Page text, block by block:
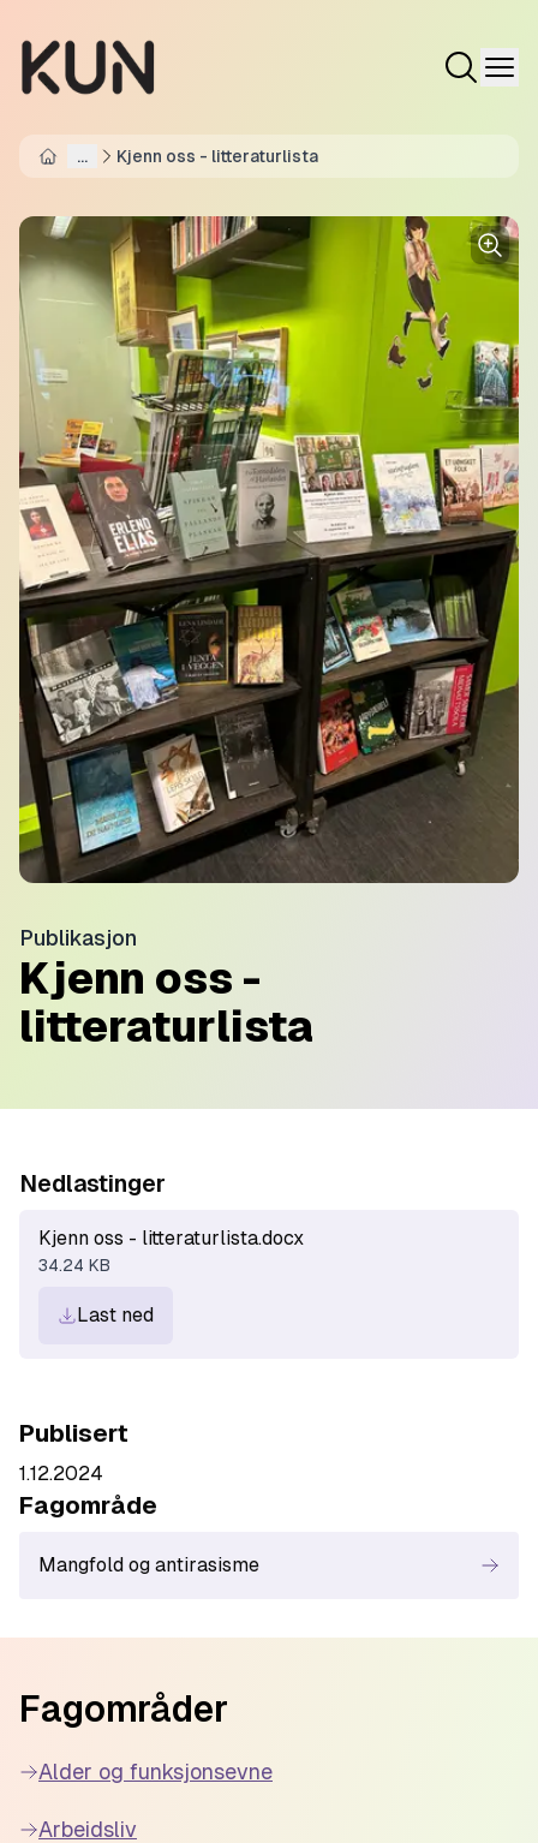
... Kjenn oss - litteraturlista
Publikasjon
Kjenn oss -
litteraturlista
Nedlastinger
Kjenn oss - litteraturlista.docx
34.24 KB
Last ned
Publisert
1.12.2024
Fagområde
Mangfold og antirasisme
Fagområder
Alder og funksjonsevne
Arbeidsliv